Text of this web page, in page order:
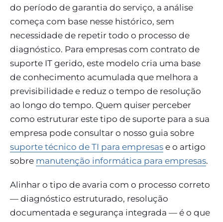
do período de garantia do serviço, a análise
começa com base nesse histórico, sem
necessidade de repetir todo o processo de
diagnóstico. Para empresas com contrato de
suporte IT gerido, este modelo cria uma base
de conhecimento acumulada que melhora a
previsibilidade e reduz o tempo de resolução
ao longo do tempo. Quem quiser perceber
como estruturar este tipo de suporte para a sua
empresa pode consultar o nosso guia sobre
suporte técnico de TI para empresas e o artigo
sobre manutenção informática para empresas.
Alinhar o tipo de avaria com o processo correto
— diagnóstico estruturado, resolução
documentada e segurança integrada — é o que